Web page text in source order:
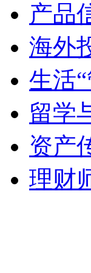
产品
海外
生活
留学
资产
理财